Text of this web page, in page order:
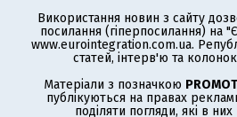
Використання новин з сайту
посилання (гіперпосилання) на
www.eurointegration.com.ua.
статей, інтерв'ю та
Матеріали з позначкою
публікуються на правах
поділяти погляди, які в